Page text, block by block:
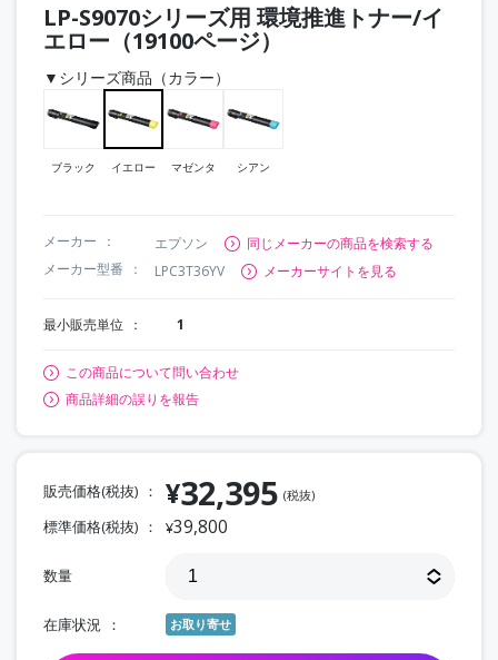
LP-S9070シリーズ用 環境推進トナー/イ
エロー（19100ページ）
▼シリーズ商品（カラー）
ブラック イエロー マゼンタ シアン
メーカー エプソン
同じメーカーの商品を検索する
メーカー型番
LPC3T36YV メーカーサイトを見る
最小販売単位 1
この商品について問い合わせ
商品詳細の誤りを報告
販売価格(税抜) ¥32,395 (税抜)
標準価格(税抜) ¥39,800
数量
在庫状況 お取り寄せ